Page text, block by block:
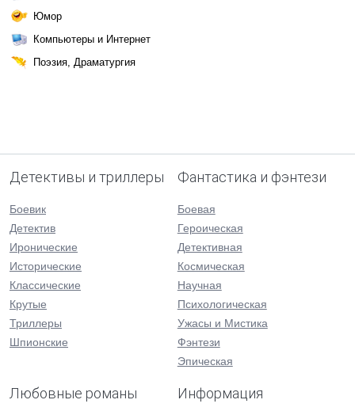
Юмор
Компьютеры и Интернет
Поэзия, Драматургия
Детективы и триллеры
Боевик
Детектив
Иронические
Исторические
Классические
Крутые
Триллеры
Шпионские
Фантастика и фэнтези
Боевая
Героическая
Детективная
Космическая
Научная
Психологическая
Ужасы и Мистика
Фэнтези
Эпическая
Любовные романы Информация